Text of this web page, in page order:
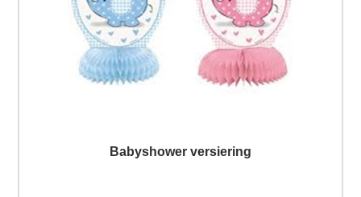
Babyshower versiering